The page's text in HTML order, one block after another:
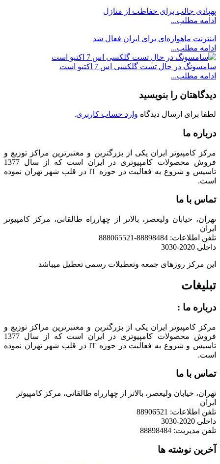
پهپادی جالب برای حفاظت از منازل
ادامه مطلب...
اینترنت ماهواره‌ای برای ایران فعال شد
ادامه مطلب...
سامسونگ در حال تست گلکسی اس 7 اکتیو است
ادامه مطلب...
دیدگاهتان را بنویسید
لطفا برای ارسال دیدگاه وارد حساب کاربری.
درباره ما
مرکز کامپیوتر ایران یکی از بزرگترین و معتبرترین مراکز توزیع و
فروش محصولات کامپیوتری در ایران است که از سال 1377
تاسیس و شروع به فعالیت در حوزه IT در قلب شهر تهران نموده
است.
تماس با ما
تهران، خیابان ولیعصر، بالاتر از چهارراه طالقانی، مرکز کامپیوتر
ایران
تلفن اطلاعات: 88898484-888065521
داخلی 2020-3030
این مرکز روزهای جمعه وتعطیلات رسمی تعطیل میباشد
تبلیغات
درباره ما :
مرکز کامپیوتر ایران یکی از بزرگترین و معتبرترین مراکز توزیع و
فروش محصولات کامپیوتری در ایران است که از سال 1377
تاسیس و شروع به فعالیت در حوزه IT در قلب شهر تهران نموده
است.
تماس با ما
تهران، خیابان ولیعصر، بالاتر از چهارراه طالقانی، مرکز کامپیوتر
ایران
تلفن اطلاعات: 88906521
داخلی 2020-3030
تلفن مدیریت: 88898484
آخرین نوشته ها